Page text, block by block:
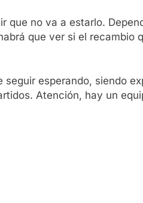
que no va a estarlo.
que ver si el recambio
esperando, siendo
Atención, hay un